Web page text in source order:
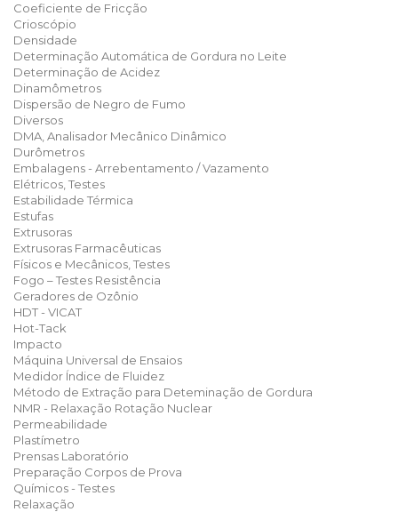
Coeficiente de Fricção
Crioscópio
Densidade
Determinação Automática de Gordura no Leite
Determinação de Acidez
Dinamômetros
Dispersão de Negro de Fumo
Diversos
DMA, Analisador Mecânico Dinâmico
Durômetros
Embalagens - Arrebentamento / Vazamento
Elétricos, Testes
Estabilidade Térmica
Estufas
Extrusoras
Extrusoras Farmacêuticas
Físicos e Mecânicos, Testes
Fogo – Testes Resistência
Geradores de Ozônio
HDT - VICAT
Hot-Tack
Impacto
Máquina Universal de Ensaios
Medidor Índice de Fluidez
Método de Extração para Deteminação de Gordura
NMR - Relaxação Rotação Nuclear
Permeabilidade
Plastímetro
Prensas Laboratório
Preparação Corpos de Prova
Químicos - Testes
Relaxação